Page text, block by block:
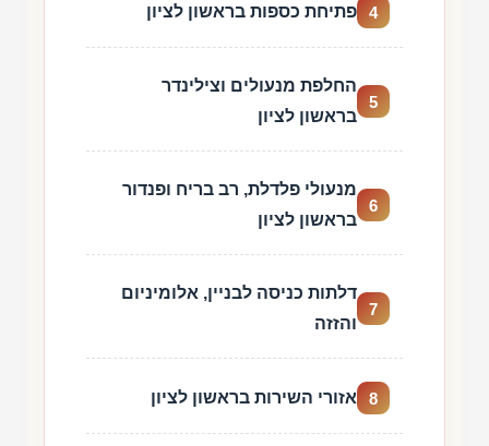
4 פתיחת כספות בראשון לציון
5
החלפת מנעולים וצילינדר
בראשון לציון
6
מנעולי פלדלת, רב בריח ופנדור
בראשון לציון
7
דלתות כניסה לבניין, אלומיניום
והזזה
8 אזורי השירות בראשון לציון